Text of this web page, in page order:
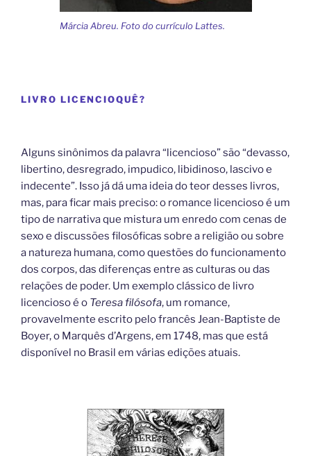
Márcia Abreu. Foto do currículo Lattes.
LIVRO LICENCIOQUÊ?
Alguns sinônimos da palavra “licencioso” são “devasso,
libertino, desregrado, impudico, libidinoso, lascivo e
indecente”. Isso já dá uma ideia do teor desses livros,
mas, para ficar mais preciso: o romance licencioso é um
tipo de narrativa que mistura um enredo com cenas de
sexo e discussões filosóficas sobre a religião ou sobre
a natureza humana, como questões do funcionamento
dos corpos, das diferenças entre as culturas ou das
relações de poder. Um exemplo clássico de livro
licencioso é o Teresa filósofa, um romance,
provavelmente escrito pelo francês Jean-Baptiste de
Boyer, o Marquês d’Argens, em 1748, mas que está
disponível no Brasil em várias edições atuais.